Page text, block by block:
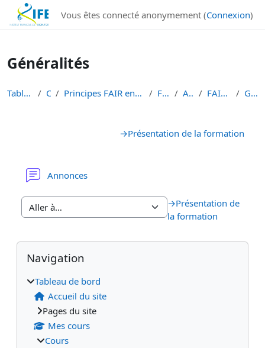
Institut Français de Bioinformatique - Les formations
Passer au contenu principalVous êtes connecté anonymement (Connexion)
Généralités
Tableau de bord Cours Principes FAIR en bioinformatique et gestion des d... FAIR-DATA ALL-DATA FAIRdataEBI 2025 Généralités
Résumé de section
→Présentation de la formation
Annonces
→Présentation de
la formation
Blocs
Blocs supplémentaires
Passer Navigation
Navigation
Tableau de bord
Accueil du site
Pages du site
Mes cours
Cours